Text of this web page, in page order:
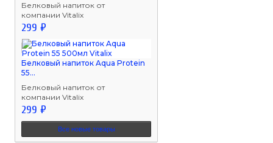
Белковый напиток от
компании Vitalix
299 ₽
Белковый напиток Aqua Protein
55...
Белковый напиток от
компании Vitalix
299 ₽
Все новые товары